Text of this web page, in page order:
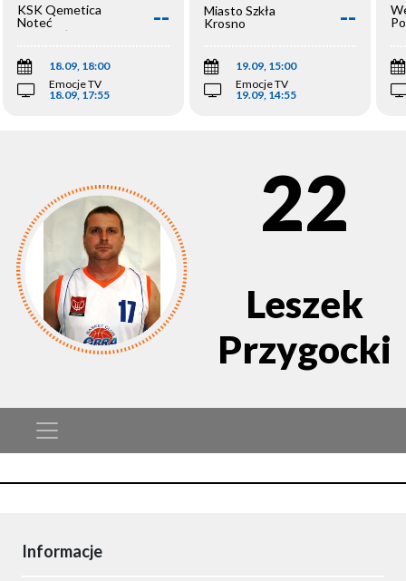
KSK Qemetica
Noteć
Inowrocław
--
18.09, 18:00
Emocje TV
18.09, 17:55
Miasto Szkła
Krosno
--
19.09, 15:00
Emocje TV
19.09, 14:55
22
Leszek
Przygocki
Informacje